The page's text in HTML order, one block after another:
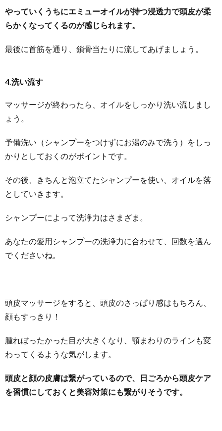
やっていくうちにエミューオイルが持つ浸透力で頭皮が柔
らかくなってくるのが感じられます。
最後に首筋を通り、鎖骨当たりに流してあげましょう。
4.洗い流す
マッサージが終わったら、オイルをしっかり洗い流しまし
ょう。
予備洗い（シャンプーをつけずにお湯のみで洗う）をしっ
かりとしておくのがポイントです。
その後、きちんと泡立てたシャンプーを使い、オイルを落
としていきます。
シャンプーによって洗浄力はさまざま。
あなたの愛用シャンプーの洗浄力に合わせて、回数を選ん
でくださいね。
頭皮マッサージをすると、頭皮のさっぱり感はもちろん、
顔もすっきり！
腫れぼったかった目が大きくなり、顎まわりのラインも変
わってくるような気がします。
頭皮と顔の皮膚は繋がっているので、日ごろから頭皮ケア
を習慣にしておくと美容対策にも繋がりそうです。